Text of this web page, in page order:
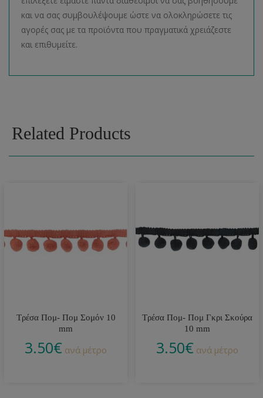
και να σας συμβουλέψουμε ώστε να ολοκληρώσετε τις
αγορές σας με τα προϊόντα που πραγματικά χρειάζεστε
και επιθυμείτε.
Related Products
Τρέσα Πομ- Πομ Σομόν 10
mm
3.50€ ανά μέτρο
Τρέσα Πομ- Πομ Γκρι Σκούρα
10 mm
3.50€ ανά μέτρο